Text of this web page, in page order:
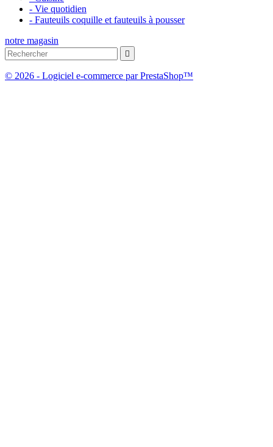
- Vie quotidien
- Fauteuils coquille et fauteuils à pousser
notre magasin

© 2026 - Logiciel e-commerce par PrestaShop™